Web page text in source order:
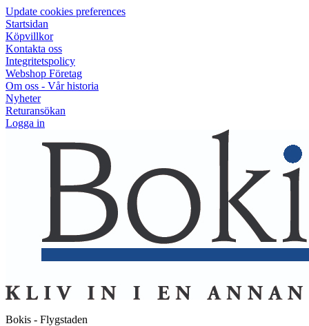
Update cookies preferences
Startsidan
Köpvillkor
Kontakta oss
Integritetspolicy
Webshop Företag
Om oss - Vår historia
Nyheter
Returansökan
Logga in
Bokis - Flygstaden